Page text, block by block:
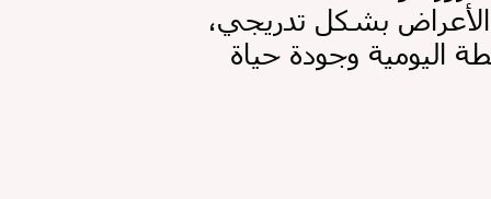
الأعراض بشكل تدريجي،
اليومية وجودة حياة